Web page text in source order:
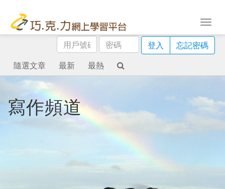
用
戶
號
碼
密
碼
登入
忘記密碼
隨選文章
最新 最熱
寫作頻道